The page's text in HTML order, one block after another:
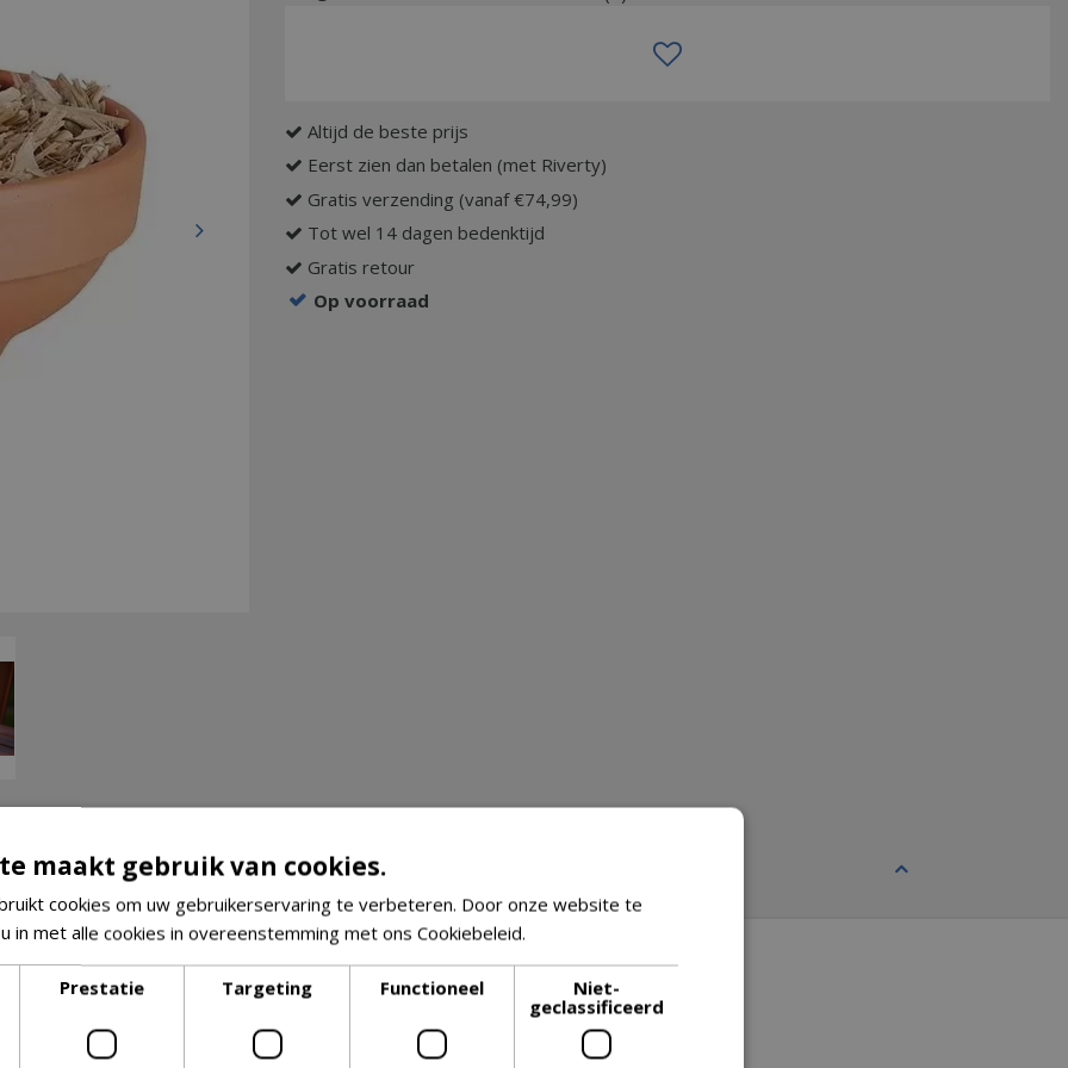
Altijd de beste prijs
Eerst zien dan betalen (met Riverty)
Gratis verzending (vanaf €74,99)
Tot wel 14 dagen bedenktijd
Gratis retour
Op voorraad
maakt gebruik van cookies.
cookies om uw gebruikerservaring te verbeteren. Door onze website te
in met alle cookies in overeenstemming met ons Cookiebeleid.
Prestatie Targeting Functioneel
Niet-
geclassificeerd